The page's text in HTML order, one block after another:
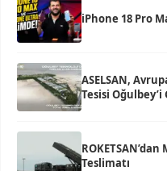
iPhone 18 Pro
ASELSAN,
Tesisi
ROKETSAN’dan
Teslimatı